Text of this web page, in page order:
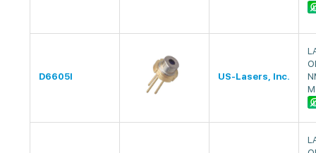
D6605I US-Lasers, Inc.
M